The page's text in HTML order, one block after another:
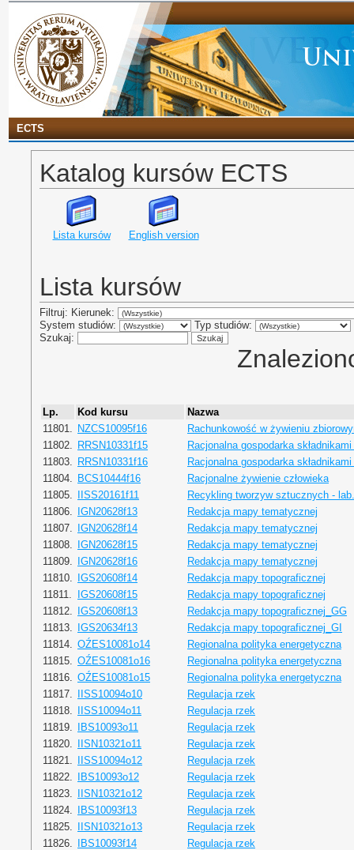
ECTS
Katalog kursów ECTS
Lista kursów English version
Lista kursów
Filtruj: Kierunek:
System studiów:
Typ studiów:
Szukaj:
Lp. Kod kursu
Nazwa
11801. NZCS10095f16
Rachunkowość w żywieniu
11802. RRSN10331f15
Racjonalna gospodarka
11803. RRSN10331f16
Racjonalna gospodarka
11804. BCS10444f16
Racjonalne żywienie człowieka
11805.
IISS20161f11
Recykling tworzyw sztucznych - lab.
11806.
IGN20628f13
Redakcja mapy tematycznej
11807.
IGN20628f14
Redakcja mapy tematycznej
11808.
IGN20628f15
Redakcja mapy tematycznej
11809.
IGN20628f16
Redakcja mapy tematycznej
11810.
IGS20608f14
Redakcja mapy topograficznej
11811.
IGS20608f15
Redakcja mapy topograficznej
11812.
IGS20608f13
Redakcja mapy topograficznej_GG
11813.
IGS20634f13
Redakcja mapy topograficznej_GI
11814. OŹES10081o14
Regionalna polityka energetyczna
11815. OŹES10081o16
Regionalna polityka energetyczna
11816. OŹES10081o15
Regionalna polityka energetyczna
11817.
IISS10094o10
Regulacja rzek
11818.
IISS10094o11
Regulacja rzek
11819.
IBS10093o11
Regulacja rzek
11820.
IISN10321o11
Regulacja rzek
11821.
IISS10094o12
Regulacja rzek
11822.
IBS10093o12
Regulacja rzek
11823.
IISN10321o12
Regulacja rzek
11824.
IBS10093f13
Regulacja rzek
11825.
IISN10321o13
Regulacja rzek
11826.
IBS10093f14
Regulacja rzek